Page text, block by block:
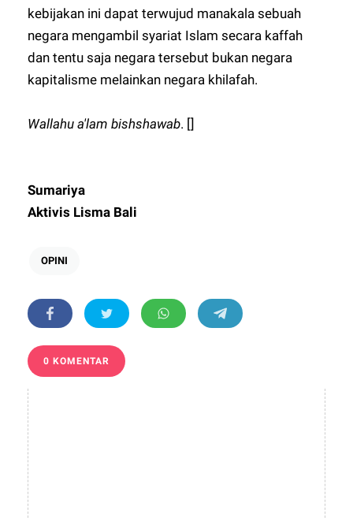
kebijakan ini dapat terwujud manakala sebuah
negara mengambil syariat Islam secara kaffah
dan tentu saja negara tersebut bukan negara
kapitalisme melainkan negara khilafah.
Wallahu a'lam bishshawab. []
Sumariya
Aktivis Lisma Bali
OPINI
0 KOMENTAR